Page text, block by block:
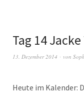
Tag 14
13. Dezember 2014 von
Heute im Kalender: